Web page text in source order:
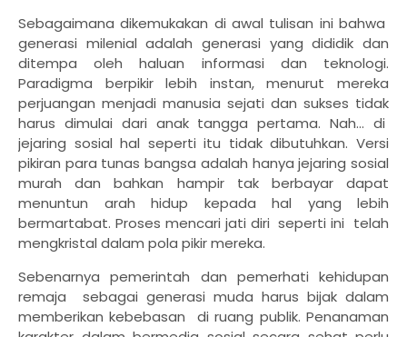
Sebagaimana dikemukakan di awal tulisan ini bahwa
generasi milenial adalah generasi yang dididik dan
ditempa oleh haluan informasi dan teknologi.
Paradigma berpikir lebih instan, menurut mereka
perjuangan menjadi manusia sejati dan sukses tidak
harus dimulai dari anak tangga pertama. Nah... di
jejaring sosial hal seperti itu tidak dibutuhkan. Versi
pikiran para tunas bangsa adalah hanya jejaring sosial
murah dan bahkan hampir tak berbayar dapat
menuntun arah hidup kepada hal yang lebih
bermartabat. Proses mencari jati diri seperti ini telah
mengkristal dalam pola pikir mereka.
Sebenarnya pemerintah dan pemerhati kehidupan
remaja
sebagai generasi muda harus bijak dalam
memberikan kebebasan
di ruang publik. Penanaman